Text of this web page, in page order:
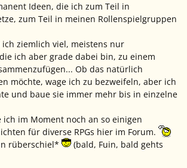
Ideen, die ich zum Teil in
zum Teil in meinen Rollenspielgruppen
ziemlich viel, meistens nur
ich aber grade dabei bin, zu einem
Ob das natürlich
möchte, wage ich zu bezweifeln, aber ich
und baue sie immer mehr bis in einzelne
im Moment noch an so einigen
für diverse RPGs hier im Forum.
rüberschiel*
(bald, Fuin, bald gehts